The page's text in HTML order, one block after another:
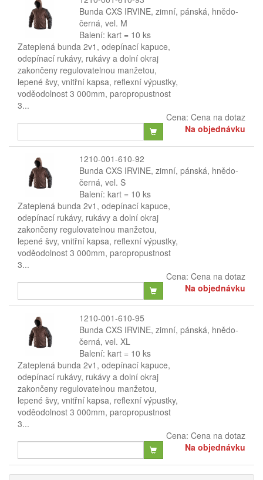
Bunda CXS IRVINE, zimní, pánská, hnědo-
černá, vel. M
Balení: kart = 10 ks
Zateplená bunda 2v1, odepínací kapuce,
odepínací rukávy, rukávy a dolní okraj
zakončeny regulovatelnou manžetou,
lepené švy, vnitřní kapsa, reflexní výpustky,
voděodolnost 3 000mm, paropropustnost
3...
Cena: Cena na dotaz
Na objednávku
1210-001-610-92
Bunda CXS IRVINE, zimní, pánská, hnědo-
černá, vel. S
Balení: kart = 10 ks
Zateplená bunda 2v1, odepínací kapuce,
odepínací rukávy, rukávy a dolní okraj
zakončeny regulovatelnou manžetou,
lepené švy, vnitřní kapsa, reflexní výpustky,
voděodolnost 3 000mm, paropropustnost
3...
Cena: Cena na dotaz
Na objednávku
1210-001-610-95
Bunda CXS IRVINE, zimní, pánská, hnědo-
černá, vel. XL
Balení: kart = 10 ks
Zateplená bunda 2v1, odepínací kapuce,
odepínací rukávy, rukávy a dolní okraj
zakončeny regulovatelnou manžetou,
lepené švy, vnitřní kapsa, reflexní výpustky,
voděodolnost 3 000mm, paropropustnost
3...
Cena: Cena na dotaz
Na objednávku